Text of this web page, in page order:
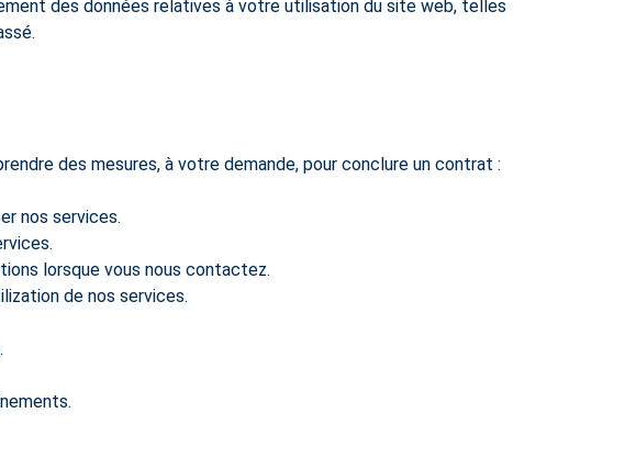
des données relatives à votre utilisation du site web, telles
des mesures, à votre demande, pour conclure un contrat :
nos services.
lorsque vous nous contactez.
de nos services.